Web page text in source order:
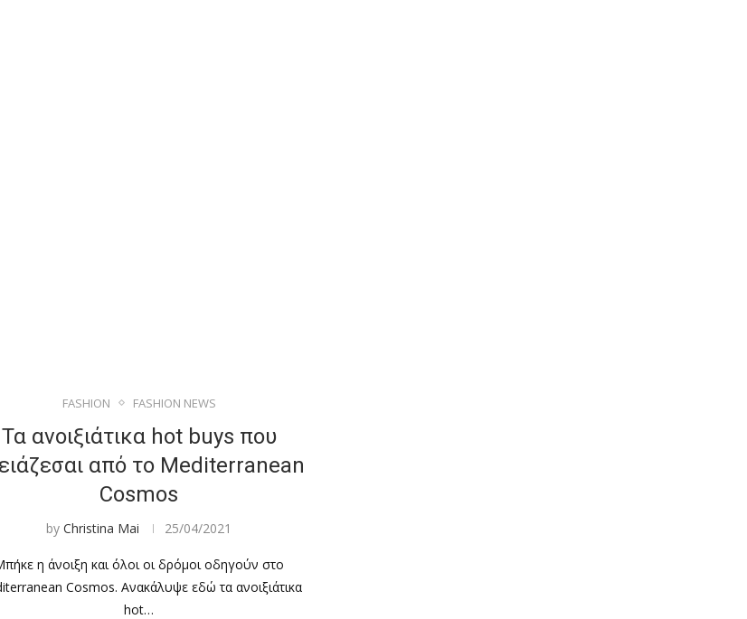
FASHION FASHION NEWS
Τα ανοιξιάτικα hot buys που
από το Mediterranean
Cosmos
byChristina Mai 25/04/2021
η άνοιξη και όλοι οι δρόμοι οδηγούν στο
Cosmos. Ανακάλυψε εδώ τα ανοιξιάτικα
hot…